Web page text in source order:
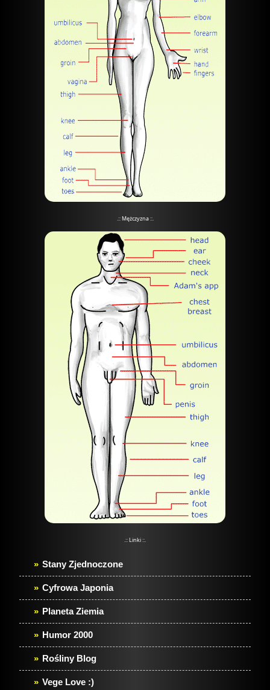
.:: Mężczyzna ::.
.:: Linki ::.
Stany Zjednoczone
Cyfrowa Japonia
Planeta Ziemia
Humor 2000
Rośliny Blog
Vege Love :)